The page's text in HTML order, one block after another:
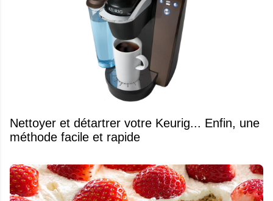
Nettoyer et détartrer votre Keurig... Enfin, une
méthode facile et rapide